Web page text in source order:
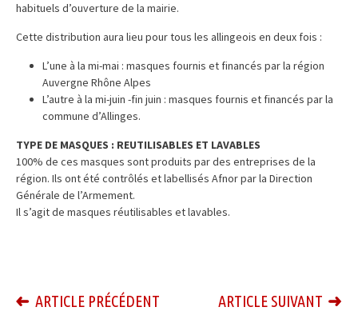
habituels d’ouverture de la mairie.
Cette distribution aura lieu pour tous les allingeois en deux fois :
L’une à la mi-mai : masques fournis et financés par la région
Auvergne Rhône Alpes
L’autre à la mi-juin -fin juin : masques fournis et financés par la
commune d’Allinges.
TYPE DE MASQUES : REUTILISABLES ET LAVABLES
100% de ces masques sont produits par des entreprises de la
région. Ils ont été contrôlés et labellisés Afnor par la Direction
Générale de l’Armement.
Il s’agit de masques réutilisables et lavables.
ARTICLE PRÉCÉDENT ARTICLE SUIVANT